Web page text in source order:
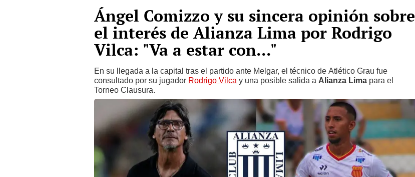
Ángel Comizzo y su sincera opinión sobre
el interés de Alianza Lima por Rodrigo
Vilca: "Va a estar con..."
En su llegada a la capital tras el partido ante Melgar, el técnico de Atlético Grau fue
consultado por su jugador Rodrigo Vilca y una posible salida a Alianza Lima para el
Torneo Clausura.